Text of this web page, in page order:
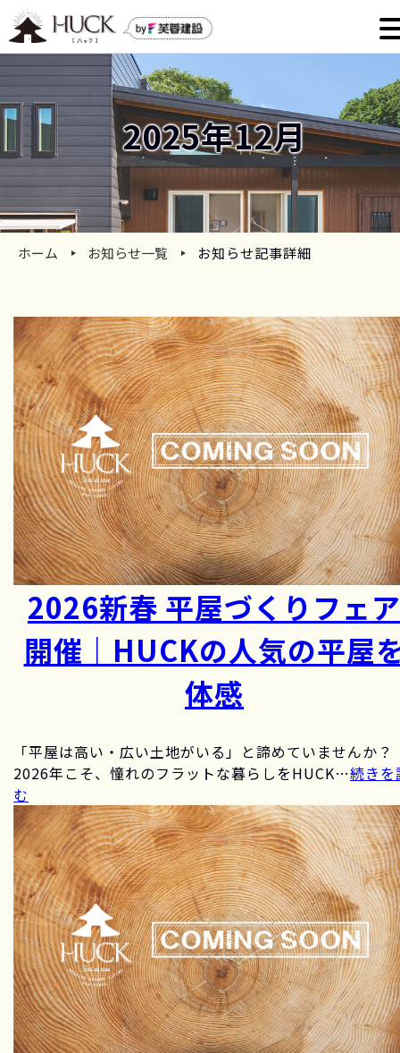
2025年12月
ホーム お知らせ一覧 お知らせ記事詳細
2026新春 平屋づくりフェア
開催｜HUCKの人気の平屋
体感
「平屋は高い・広い土地がいる」と諦めていませんか？
2026年こそ、憧れのフラットな暮らしをHUCK…続きを
む